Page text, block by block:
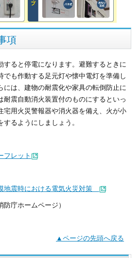
項
すると停電になります。避難するときに
でも作動する足元灯や懐中電灯を準備し
には、建物の耐震化や家具の転倒防止に
耐震自動消火装置付のものにするといっ
宅用火災警報器や消火器を備え、火が小
るようにしましょう。
レット
地震時における電気火災対策
防庁ホームページ）
▲ページの先頭へ戻る